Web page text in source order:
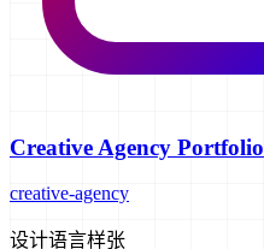
Creative Agency Portfolio
creative-agency
设计语言样张